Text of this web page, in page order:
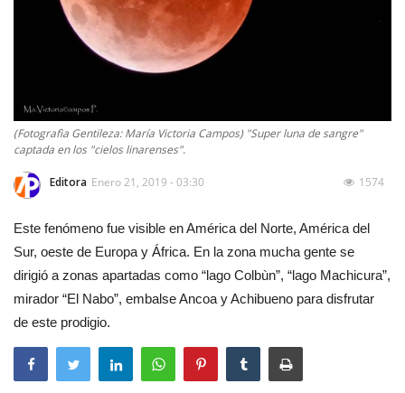
Política
Espectáculos
(Fotografìa Gentileza: María Victoria Campos) "Super luna de sangre"
captada en los "cielos linarenses".
Editora Enero 21, 2019 - 03:30 1574
Este fenómeno fue visible en América del Norte, América del
Sur, oeste de Europa y África. En la zona mucha gente se
dirigió a zonas apartadas como “lago Colbùn”, “lago Machicura”,
mirador “El Nabo”, embalse Ancoa y Achibueno para disfrutar
de este prodigio.